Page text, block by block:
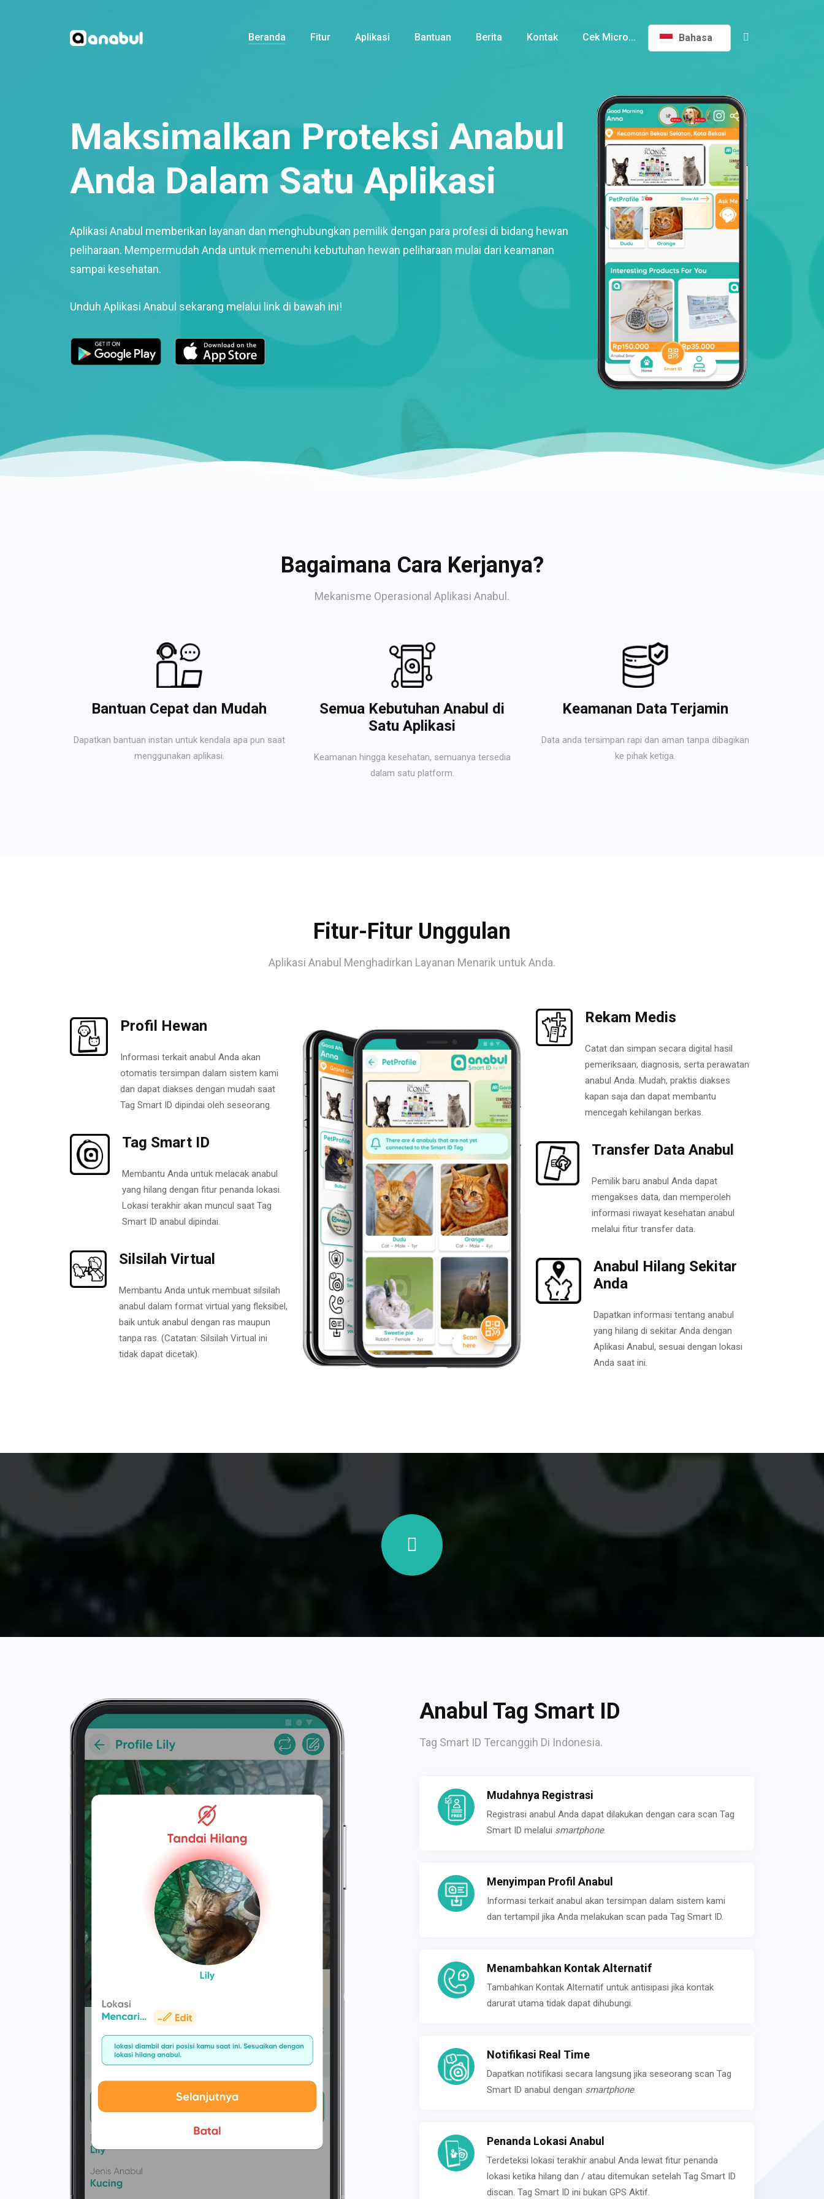
Beranda Fitur Aplikasi Bantuan Berita Kontak Cek Micro... Bahasa
Maksimalkan Proteksi Anabul
Anda Dalam Satu Aplikasi
Aplikasi Anabul memberikan layanan dan menghubungkan pemilik dengan para profesi di bidang hewan
peliharaan. Mempermudah Anda untuk memenuhi kebutuhan hewan peliharaan mulai dari keamanan
sampai kesehatan.
Unduh Aplikasi Anabul sekarang melalui link di bawah ini!
Bagaimana Cara Kerjanya?
Mekanisme Operasional Aplikasi Anabul.
Bantuan Cepat dan Mudah
Dapatkan bantuan instan untuk kendala apa pun saat
menggunakan aplikasi.
Semua Kebutuhan Anabul di
Satu Aplikasi
Keamanan hingga kesehatan, semuanya tersedia
dalam satu platform.
Keamanan Data Terjamin
Data anda tersimpan rapi dan aman tanpa dibagikan
ke pihak ketiga.
Fitur-Fitur Unggulan
Aplikasi Anabul Menghadirkan Layanan Menarik untuk Anda.
Profil Hewan
Informasi terkait anabul Anda akan
otomatis tersimpan dalam sistem kami
dan dapat diakses dengan mudah saat
Tag Smart ID dipindai oleh seseorang.
Tag Smart ID
Membantu Anda untuk melacak anabul
yang hilang dengan fitur penanda lokasi.
Lokasi terakhir akan muncul saat Tag
Smart ID anabul dipindai.
Silsilah Virtual
Membantu Anda untuk membuat silsilah
anabul dalam format virtual yang fleksibel,
baik untuk anabul dengan ras maupun
tanpa ras. (Catatan: Silsilah Virtual ini
tidak dapat dicetak).
Rekam Medis
Catat dan simpan secara digital hasil
pemeriksaan, diagnosis, serta perawatan
anabul Anda. Mudah, praktis diakses
kapan saja dan dapat membantu
mencegah kehilangan berkas.
Transfer Data Anabul
Pemilik baru anabul Anda dapat
mengakses data, dan memperoleh
informasi riwayat kesehatan anabul
melalui fitur transfer data.
Anabul Hilang Sekitar
Anda
Dapatkan informasi tentang anabul
yang hilang di sekitar Anda dengan
Aplikasi Anabul, sesuai dengan lokasi
Anda saat ini.
Anabul Tag Smart ID
Tag Smart ID Tercanggih Di Indonesia.
Mudahnya Registrasi
Registrasi anabul Anda dapat dilakukan dengan cara scan Tag
Smart ID melalui smartphone.
Menyimpan Profil Anabul
Informasi terkait anabul akan tersimpan dalam sistem kami
dan tertampil jika Anda melakukan scan pada Tag Smart ID.
Menambahkan Kontak Alternatif
Tambahkan Kontak Alternatif untuk antisipasi jika kontak
darurat utama tidak dapat dihubungi.
Notifikasi Real Time
Dapatkan notifikasi secara langsung jika seseorang scan Tag
Smart ID anabul dengan smartphone.
Penanda Lokasi Anabul
Terdeteksi lokasi terakhir anabul Anda lewat fitur penanda
lokasi ketika hilang dan / atau ditemukan setelah Tag Smart ID
discan. Tag Smart ID ini bukan GPS Aktif.